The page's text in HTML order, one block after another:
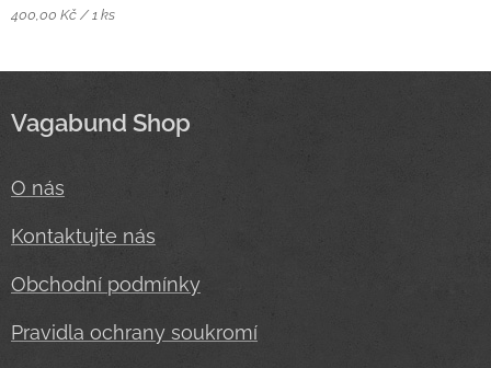
400,00 Kč / 1 ks
Vagabund Shop
O nás
Kontaktujte nás
Obchodní podmínky
Pravidla ochrany soukromí